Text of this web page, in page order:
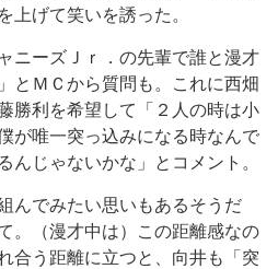
上げて笑いを誘った。
ニーズＪｒ．の先輩で誰と漫才
とＭＣから質問も。これに西畑
勝利を希望して「２人の時は小
が唯一突っ込みになる時なんで
んじゃないかな」とコメント。
んでみたい思いもあるそうだ
。（漫才中は）この距離感なの
合う距離に立つと、向井も「突